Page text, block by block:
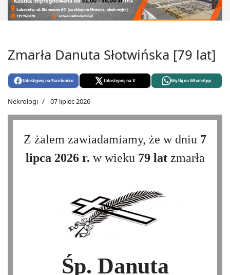
Zmarła Danuta Słotwińska [79 lat]
Udostępnij na Facebooku Udostępnij na X Wyślij na WhatsApp
Nekrologi 07 lipiec 2026
Z żalem zawiadamiamy, że w dniu 7
lipca 2026 r. w wieku 79 latzmarła
Śp. Danuta